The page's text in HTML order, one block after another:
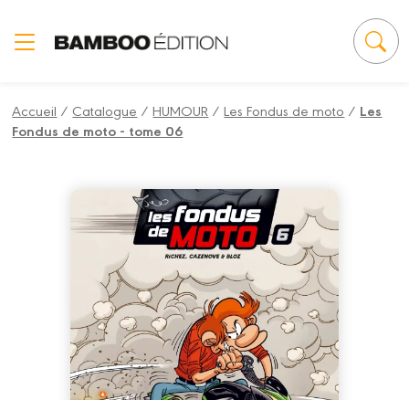
Accueil / Catalogue /HUMOUR /Les Fondus de moto / Les
Fondus de moto - tome 06